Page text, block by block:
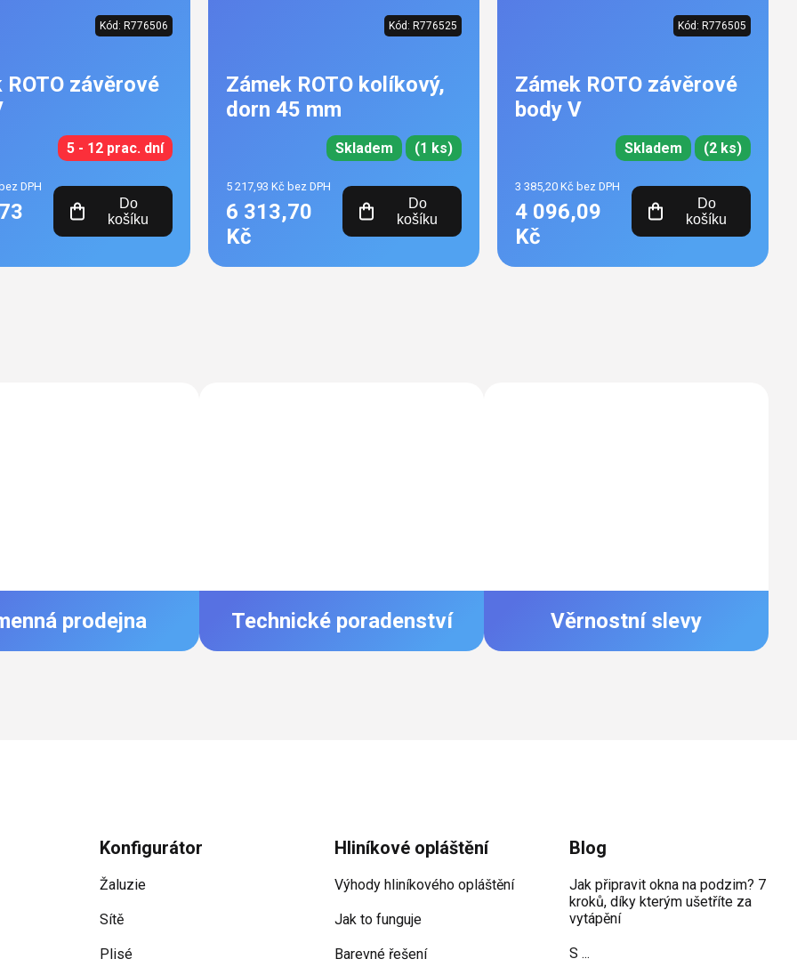
Kód: R776506
ROTO závěrové
5 - 12 prac. dní
DPH
Do
košíku
Kód: R776525
Zámek ROTO kolíkový,
dorn 45 mm
Skladem (1 ks)
5 217,93 Kč bez DPH
6 313,70
Kč
Do
košíku
Kód: R776505
Zámek ROTO závěrové
body V
Skladem (2 ks)
3 385,20 Kč bez DPH
4 096,09
Kč
Do
košíku
prodejna Technické poradenství Věrnostní slevy
Konfigurátor
Žaluzie
Sítě
Plisé
Hliníkové opláštění
Výhody hliníkového opláštění
Jak to funguje
Barevné řešení
Blog
Jak připravit okna na podzim? 7
kroků, díky kterým ušetříte za
vytápění
S ...